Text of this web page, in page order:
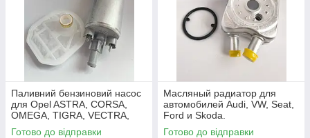
Паливний бензиновий насос
для Opel ASTRA, CORSA,
OMEGA, TIGRA, VECTRA,
ZAFIRA
Готово до відправки
Масляный радиатор для
автомобилей Audi, VW, Seat,
Ford и Skoda.
Готово до відправки